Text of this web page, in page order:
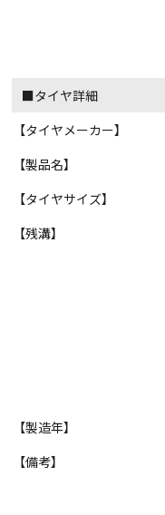
■タイヤ詳細
【タイヤメーカー】
【製品名】
【タイヤサイズ】
【残溝】
【製造年】
【備考】